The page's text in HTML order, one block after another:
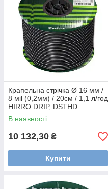
Крапельна стрічка Ø 16 мм /
8 мil (0,2мм) / 20см / 1,1 л/год
HIRRO DRIP, DSTHD
16081120-2500
В наявності
10 132,30 ₴
Купити